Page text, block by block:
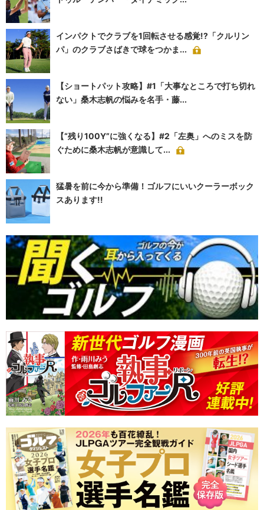
インパクトでクラブを1回転させる感覚!?「クルリン
パ」のクラブさばきで球をつかま...
【ショートパット攻略】#1「大事なところで打ち切れ
ない」桑木志帆の悩みを名手・藤...
【“残り100Y”に強くなる】#2「左奥」へのミスを防
ぐために桑木志帆が意識して...
猛暑を前に今から準備！ゴルフにいいクーラーボック
スあります!!